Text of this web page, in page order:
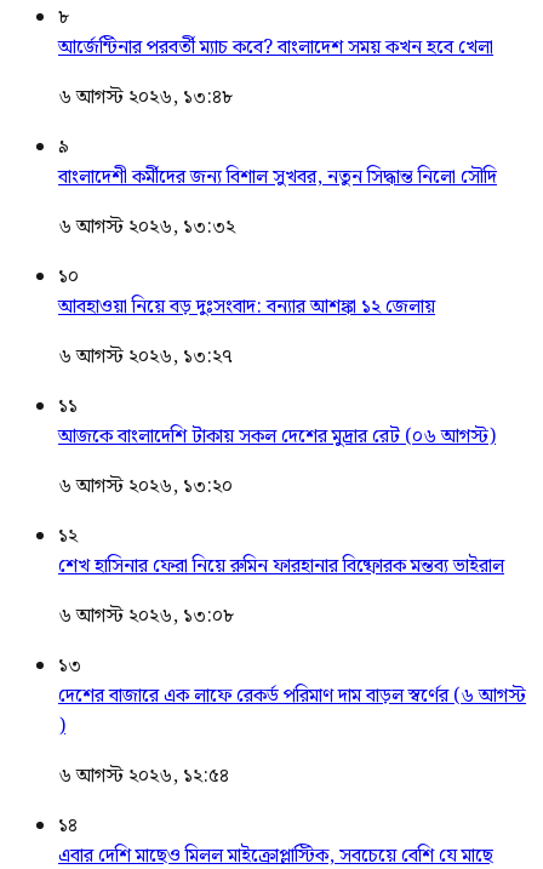
৮
আর্জেন্টিনার পরবর্তী ম্যাচ কবে? বাংলাদেশ সময় কখন হবে খেলা
৬ আগস্ট ২০২৬, ১৩:৪৮
৯
বাংলাদেশী কর্মীদের জন্য বিশাল সুখবর, নতুন সিদ্ধান্ত নিলো সৌদি
৬ আগস্ট ২০২৬, ১৩:৩২
১০
আবহাওয়া নিয়ে বড় দুঃসংবাদ: বন্যার আশঙ্কা ১২ জেলায়
৬ আগস্ট ২০২৬, ১৩:২৭
১১
আজকে বাংলাদেশি টাকায় সকল দেশের মুদ্রার রেট (০৬ আগস্ট)
৬ আগস্ট ২০২৬, ১৩:২০
১২
শেখ হাসিনার ফেরা নিয়ে রুমিন ফারহানার বিষ্ফোরক মন্তব্য ভাইরাল
৬ আগস্ট ২০২৬, ১৩:০৮
১৩
দেশের বাজারে এক লাফে রেকর্ড পরিমাণ দাম বাড়ল স্বর্ণের (৬ আগস্ট
)
৬ আগস্ট ২০২৬, ১২:৫৪
১৪
এবার দেশি মাছেও মিলল মাইক্রোপ্লাস্টিক, সবচেয়ে বেশি যে মাছে